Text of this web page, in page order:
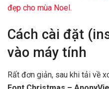
đẹp cho mùa Noel.
Cách cài đặt
vào máy tính
Rất đơn giản, sau khi tải về